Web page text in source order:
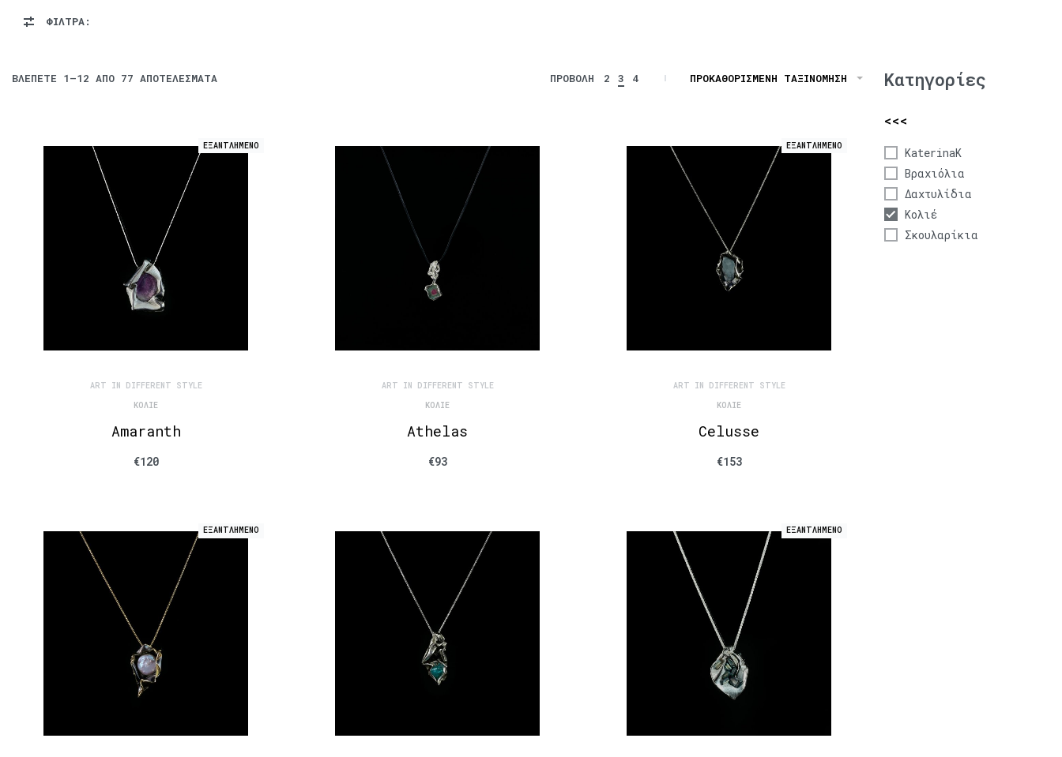
ΦΙΛΤΡΑ:
ΒΛΈΠΕΤΕ 1–12 ΑΠΌ 77 ΑΠΟΤΕΛΈΣΜΑΤΑ ΠΡΟΒΟΛΗ 2 3 4 ΠΡΟΚΑΘΟΡΙΣΜΈΝΗ ΤΑΞΙΝΌΜΗΣΗ
ΕΞΑΝΤΛΗΜΕΝΟ
ART IN DIFFERENT STYLE
ΚΟΛΙΈ
Amaranth
€120
ART IN DIFFERENT STYLE
ΚΟΛΙΈ
Athelas
€93
ΕΞΑΝΤΛΗΜΕΝΟ
ART IN DIFFERENT STYLE
ΚΟΛΙΈ
Celusse
€153
ΕΞΑΝΤΛΗΜΕΝΟ ΕΞΑΝΤΛΗΜΕΝΟ
Κατηγορίες
<<<
KaterinaK
Βραχιόλια
Δαχτυλίδια
Κολιέ
Σκουλαρίκια